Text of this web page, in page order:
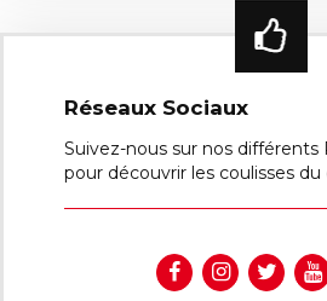
Réseaux Sociaux
Suivez-nous sur nos différents
pour découvrir les coulisses du